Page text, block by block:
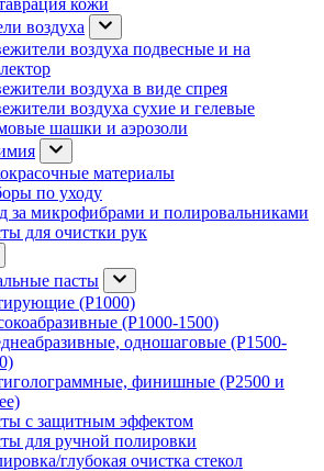
воздуха
воздуха подвесные и на
воздуха в виде спрея
воздуха сухие и гелевые
шашки и аэрозоли
материалы
по уходу
за микрофибрами и полировальниками
для очистки рук
пасты
(P1000)
(P1000-1500)
одношаговые (P1500-
финишные (P2500 и
с защитным эффектом
для ручной полировки
глубокая очистка стекол